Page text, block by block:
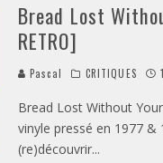
Bread Lost
RETRO]
Pascal CRITIQUES
Bread Lost Without
vinyle pressé en 1977 &
(re)découvrir...